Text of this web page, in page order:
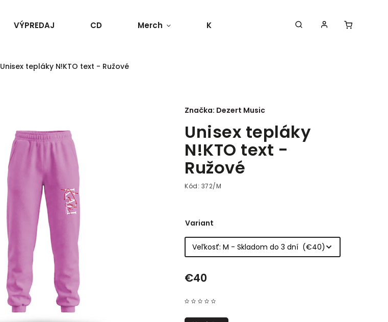
VÝPREDAJ CD Merch Kontakty Moja objednávka
Unisex tepláky N!KTO text - Ružové
Unisex tepláky
N!KTO text -
Ružové
Kód: 372/M
€40
Značka: Dezert Music
Variant